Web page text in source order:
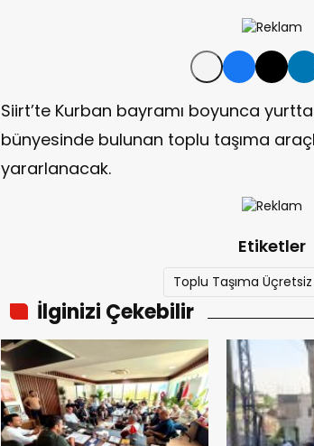
Siirt’te Kurban bayramı boyunca
bünyesinde bulunan toplu taşıma
yararlanacak.
Etiketler
Toplu Taşıma
İlginizi Çekebilir